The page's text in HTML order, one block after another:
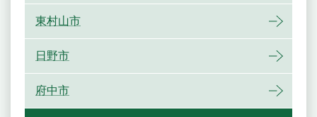
東村山市
日野市
府中市